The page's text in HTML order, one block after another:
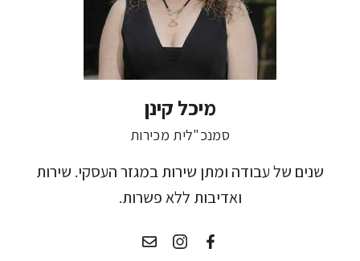
מיכל קינן
סמנכ"לית מכירות
שנים של עבודה ומתן שירות במגזר העסקי. שירות
ואדיבות ללא פשרות.